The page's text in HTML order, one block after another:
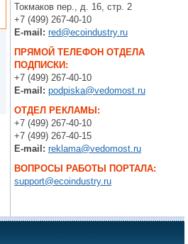
Токмаков пер., д. 16, стр. 2
+7 (499) 267-40-10
E-mail: red@ecoindustry.ru
ПРЯМОЙ ТЕЛЕФОН ОТДЕЛА
ПОДПИСКИ:
+7 (499) 267-40-10
E-mail: podpiska@vedomost.ru
ОТДЕЛ РЕКЛАМЫ:
+7 (499) 267-40-10
+7 (499) 267-40-15
E-mail: reklama@vedomost.ru
ВОПРОСЫ РАБОТЫ ПОРТАЛА:
support@ecoindustry.ru